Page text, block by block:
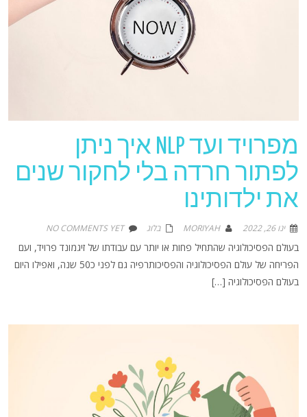
מפרויד ועד NLP איך ניתן
לפתור חרדה בלי לחקור שנים
את ילדותינו
ינו 26, 2022 MORIYAH בלוג NO COMMENTS YET
בעולם הפסיכולוגיה שהתחיל פחות או יותר עם עבודתו של זיגמונד פרויד, ועם
הפריחה של עולם הפסיכולוגיה והפסיכותרפיה גם לפני כ50 שנה, ואפילו היום
בעולם הפסיכולוגיה […]